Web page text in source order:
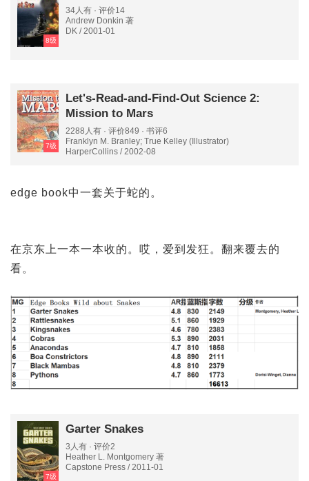
8级
34人有 · 评价14
Andrew Donkin 著
DK / 2001-01
7级
Let's-Read-and-Find-Out Science 2:
Mission to Mars
2288人有 · 评价849 · 书评6
Franklyn M. Branley; True Kelley (Illustrator)
HarperCollins / 2002-08
edge book中一套关于蛇的。
在京东上一本一本收的。哎，爱到发狂。翻来覆去的
看。
7级
Garter Snakes
3人有 · 评价2
Heather L. Montgomery 著
Capstone Press / 2011-01